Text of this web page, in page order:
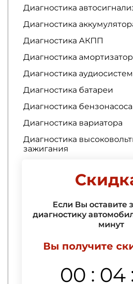
Диагностика
Диагностика
Диагностика АКПП
Диагностика
Диагностика
Диагностика батареи
Диагностика бензонасоса
Диагностика вариатора
Диагностика
зажигания
Диагностика ГБО
Диагностика гибридных
Диагностика
Диагностика ГРМ
Диагностика двигателя
Если Вы оставите
диагностику
минут
Вы получите
00 : 04